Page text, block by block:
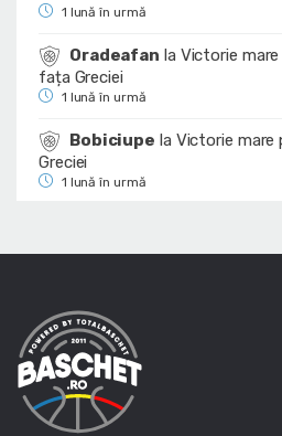
1 lună în urmă
Oradeafan la Victorie
fața Greciei
1 lună în urmă
Bobiciupe la Victorie mare
Greciei
1 lună în urmă